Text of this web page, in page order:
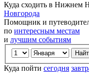
Куда сходить в Нижнем
Новгорода
Помощник и
по интересным местам
и лучшим событиям
Куда пойти сегодня